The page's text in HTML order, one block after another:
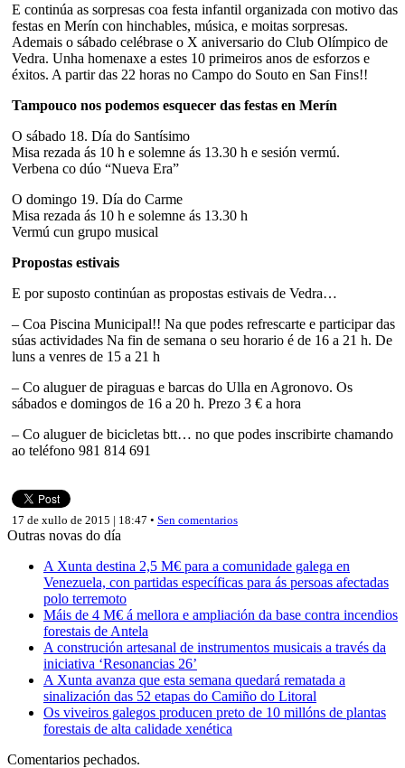
E continúa as sorpresas coa festa infantil organizada con motivo das
festas en Merín con hinchables, música, e moitas sorpresas.
Ademais o sábado celébrase o X aniversario do Club Olímpico de
Vedra. Unha homenaxe a estes 10 primeiros anos de esforzos e
éxitos. A partir das 22 horas no Campo do Souto en San Fins!!
Tampouco nos podemos esquecer das festas en Merín
O sábado 18. Día do Santísimo
Misa rezada ás 10 h e solemne ás 13.30 h e sesión vermú.
Verbena co dúo “Nueva Era”
O domingo 19. Día do Carme
Misa rezada ás 10 h e solemne ás 13.30 h
Vermú cun grupo musical
Propostas estivais
E por suposto continúan as propostas estivais de Vedra…
– Coa Piscina Municipal!! Na que podes refrescarte e participar das
súas actividades Na fin de semana o seu horario é de 16 a 21 h. De
luns a venres de 15 a 21 h
– Co aluguer de piraguas e barcas do Ulla en Agronovo. Os
sábados e domingos de 16 a 20 h. Prezo 3 € a hora
– Co aluguer de bicicletas btt… no que podes inscribirte chamando
ao teléfono 981 814 691
17 de xullo de 2015 | 18:47 • Sen comentarios
Outras novas do día
A Xunta destina 2,5 M€ para a comunidade galega en
Venezuela, con partidas específicas para ás persoas afectadas
polo terremoto
Máis de 4 M€ á mellora e ampliación da base contra incendios
forestais de Antela
A construción artesanal de instrumentos musicais a través da
iniciativa ‘Resonancias 26’
A Xunta avanza que esta semana quedará rematada a
sinalización das 52 etapas do Camiño do Litoral
Os viveiros galegos producen preto de 10 millóns de plantas
forestais de alta calidade xenética
Comentarios pechados.